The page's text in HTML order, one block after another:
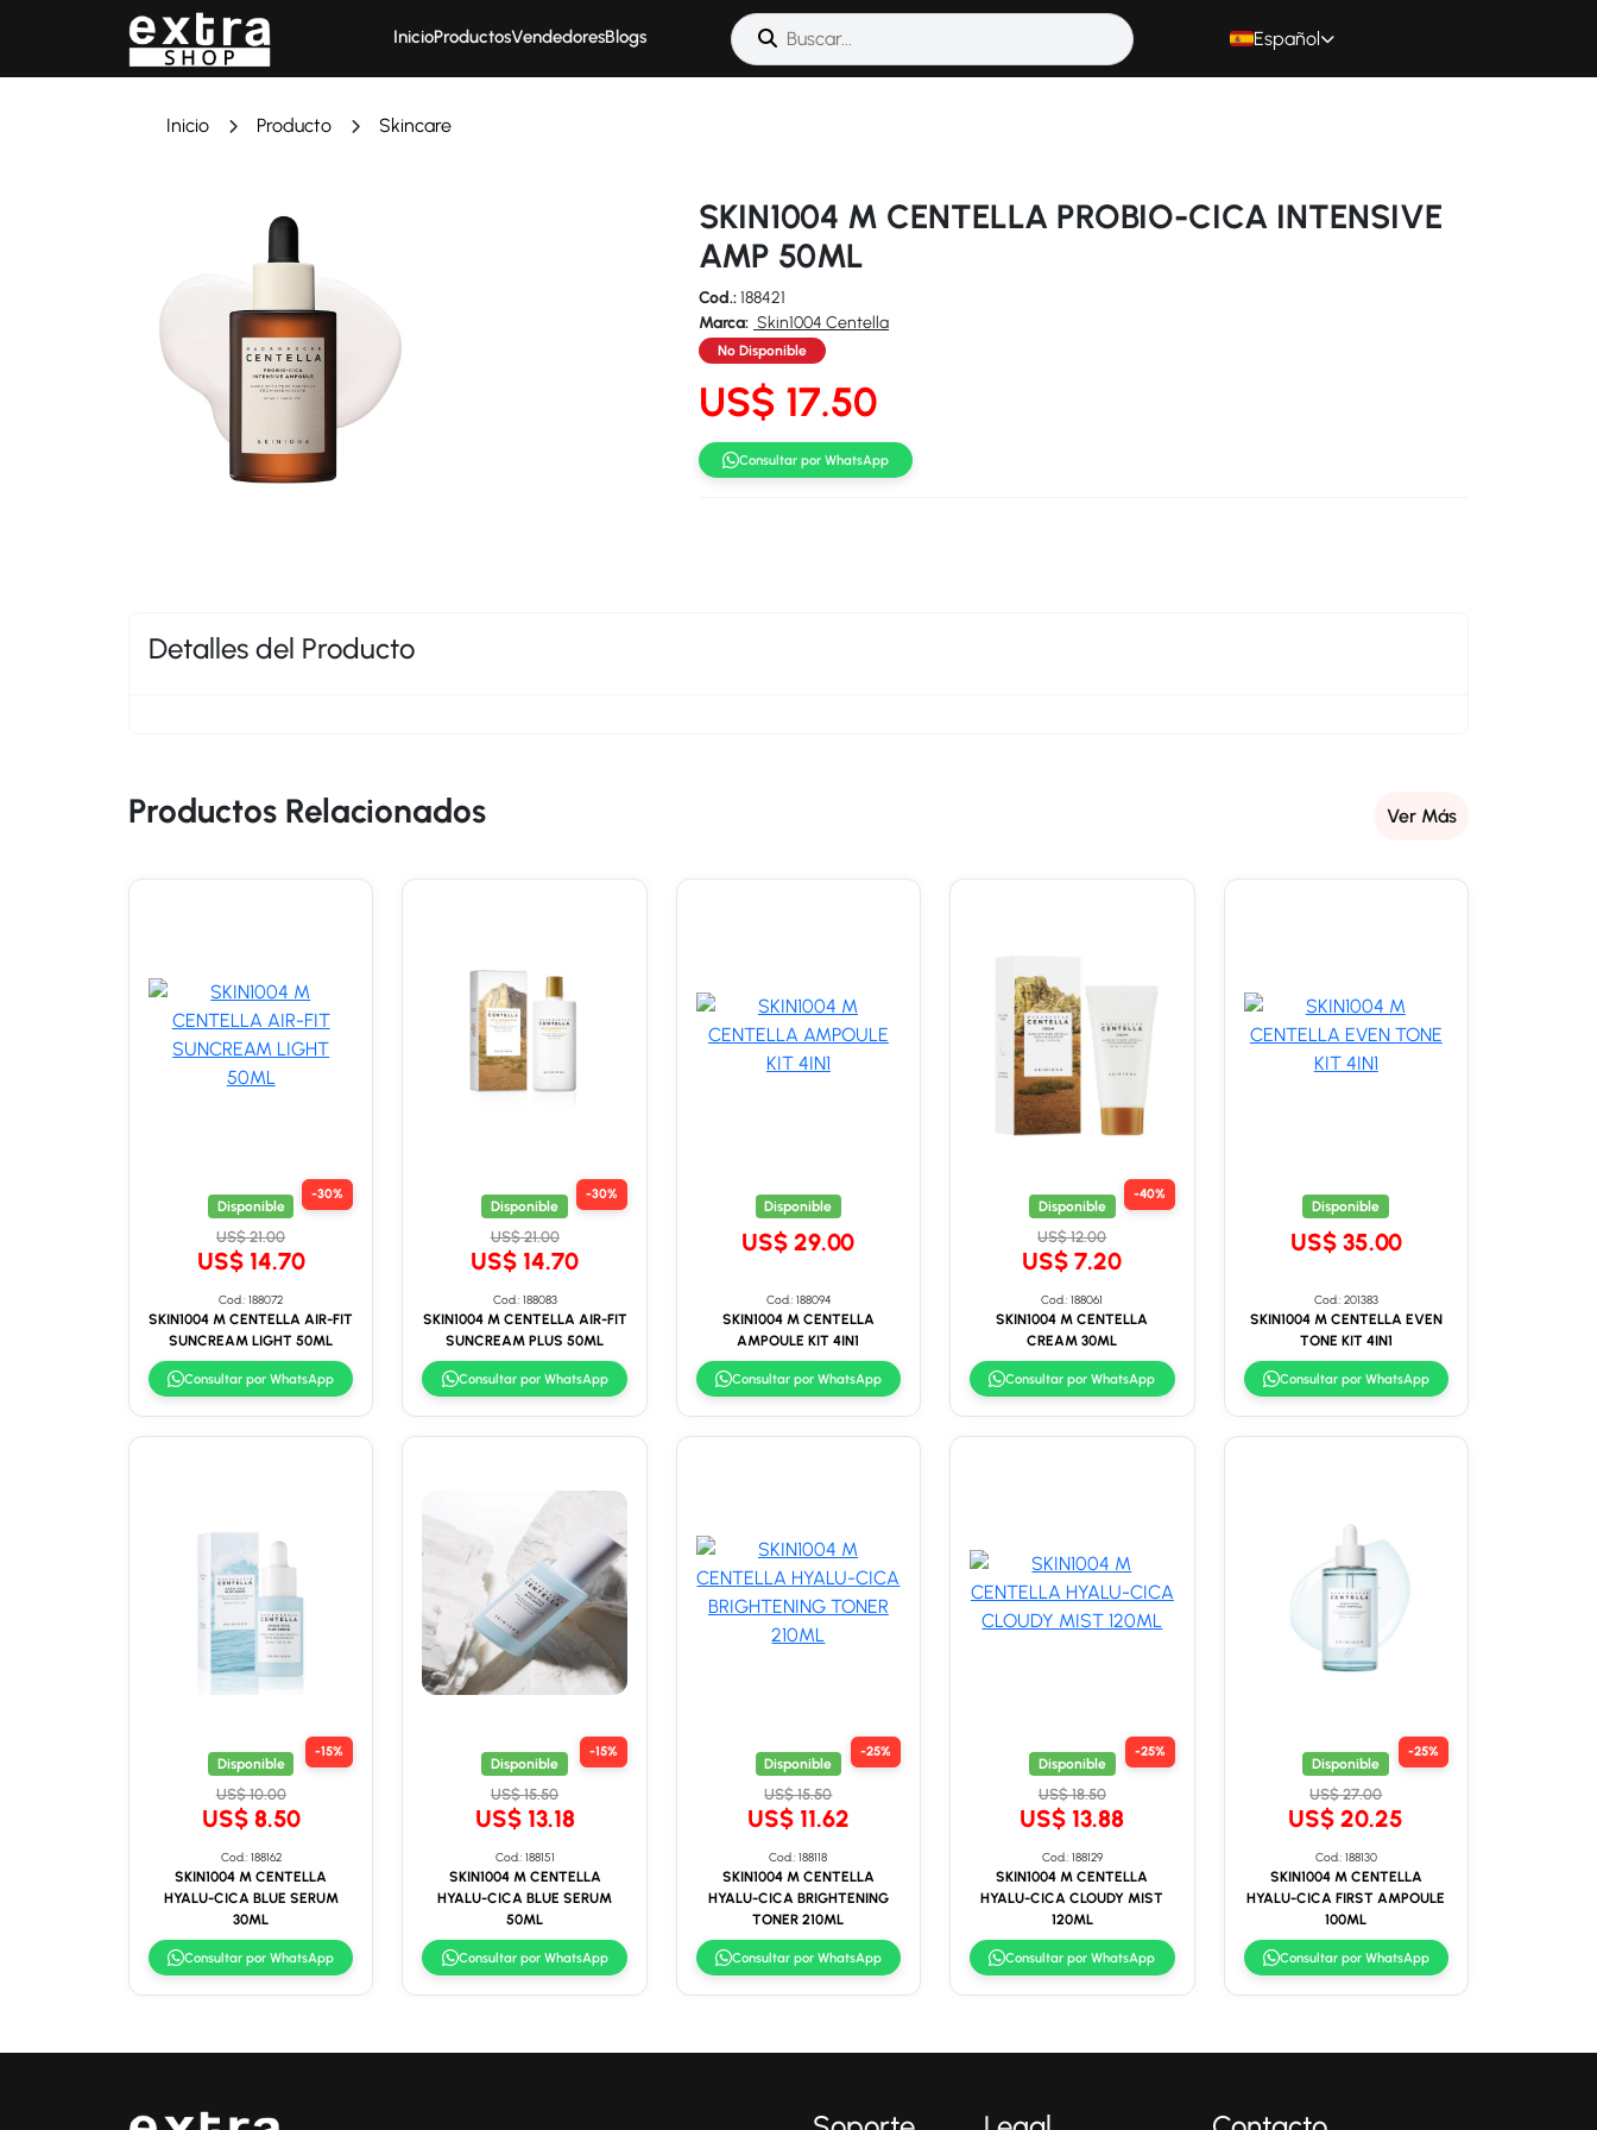
InicioProductosVendedoresBlogs Español
Inicio Producto Skincare
SKIN1004 M CENTELLA PROBIO-CICA INTENSIVE
AMP 50ML
Cod.:188421
Marca: Skin1004 Centella
No Disponible
US$ 17.50
Consultar por WhatsApp
Detalles del Producto
Productos Relacionados Ver Más
Disponible
-30%
US$ 21.00
US$ 14.70
Cod.: 188072
SKIN1004 M CENTELLA AIR-FIT
SUNCREAM LIGHT 50ML
Consultar por WhatsApp
Disponible
-30%
US$ 21.00
US$ 14.70
Cod.: 188083
SKIN1004 M CENTELLA AIR-FIT
SUNCREAM PLUS 50ML
Consultar por WhatsApp
Disponible
US$ 29.00
Cod.: 188094
SKIN1004 M CENTELLA
AMPOULE KIT 4IN1
Consultar por WhatsApp
Disponible
-40%
US$ 12.00
US$ 7.20
Cod.: 188061
SKIN1004 M CENTELLA
CREAM 30ML
Consultar por WhatsApp
Disponible
US$ 35.00
Cod.: 201383
SKIN1004 M CENTELLA EVEN
TONE KIT 4IN1
Consultar por WhatsApp
Disponible
-15%
US$ 10.00
US$ 8.50
Cod.: 188162
SKIN1004 M CENTELLA
HYALU-CICA BLUE SERUM
30ML
Consultar por WhatsApp
Disponible
-15%
US$ 15.50
US$ 13.18
Cod.: 188151
SKIN1004 M CENTELLA
HYALU-CICA BLUE SERUM
50ML
Consultar por WhatsApp
Disponible
-25%
US$ 15.50
US$ 11.62
Cod.: 188118
SKIN1004 M CENTELLA
HYALU-CICA BRIGHTENING
TONER 210ML
Consultar por WhatsApp
Disponible
-25%
US$ 18.50
US$ 13.88
Cod.: 188129
SKIN1004 M CENTELLA
HYALU-CICA CLOUDY MIST
120ML
Consultar por WhatsApp
Disponible
-25%
US$ 27.00
US$ 20.25
Cod.: 188130
SKIN1004 M CENTELLA
HYALU-CICA FIRST AMPOULE
100ML
Consultar por WhatsApp